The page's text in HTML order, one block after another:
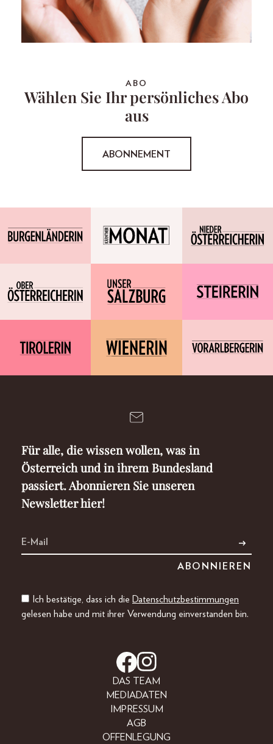
ABO
Wählen Sie Ihr persönliches Abo
aus
ABONNEMENT
Für alle, die wissen wollen, was in
Österreich und in ihrem Bundesland
passiert. Abonnieren Sie unseren
Newsletter hier!
Ich bestätige, dass ich die Datenschutzbestimmungen
gelesen habe und mit ihrer Verwendung einverstanden bin.
DAS TEAM
MEDIADATEN
IMPRESSUM
AGB
OFFENLEGUNG